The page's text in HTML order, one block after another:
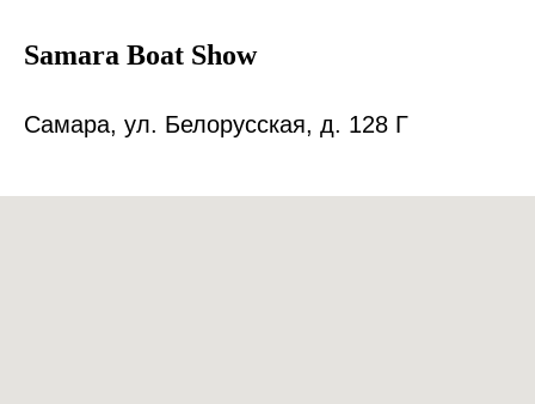
Samara Boat Show
Самара, ул. Белорусская, д. 128 Г